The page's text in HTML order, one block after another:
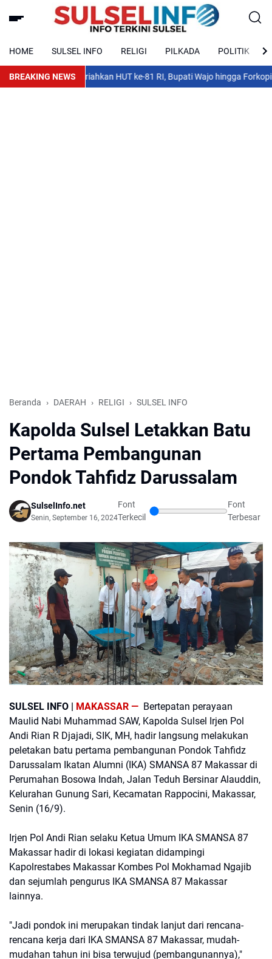
HOME SULSEL INFO RELIGI PILKADA POLITIK
BREAKING NEWSMeriahkan HUT ke-81 RI, Bupati Wajo hingga Forkopimda
Beranda DAERAH RELIGI SULSEL INFO
Kapolda Sulsel Letakkan Batu
Pertama Pembangunan
Pondok Tahfidz Darussalam
SulselInfo.net
Senin, September 16, 2024
Font
Terkecil
Font
Terbesar
SULSEL INFO | MAKASSAR — Bertepatan perayaan
Maulid Nabi Muhammad SAW, Kapolda Sulsel Irjen Pol
Andi Rian R Djajadi, SIK, MH, hadir langsung melakukan
peletakan batu pertama pembangunan Pondok Tahfidz
Darussalam Ikatan Alumni (IKA) SMANSA 87 Makassar di
Perumahan Bosowa Indah, Jalan Teduh Bersinar Alauddin,
Kelurahan Gunung Sari, Kecamatan Rappocini, Makassar,
Senin (16/9).
Irjen Pol Andi Rian selaku Ketua Umum IKA SMANSA 87
Makassar hadir di lokasi kegiatan didampingi
Kapolrestabes Makassar Kombes Pol Mokhamad Ngajib
dan sejumlah pengurus IKA SMANSA 87 Makassar
lainnya.
"Jadi pondok ini merupakan tindak lanjut dari rencana-
rencana kerja dari IKA SMANSA 87 Makassar, mudah-
mudahan tahun ini bisa terwujud (pembangunannya),"